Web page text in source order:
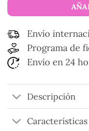
Envío
Programa de
Envío en 24
Descripción
Características